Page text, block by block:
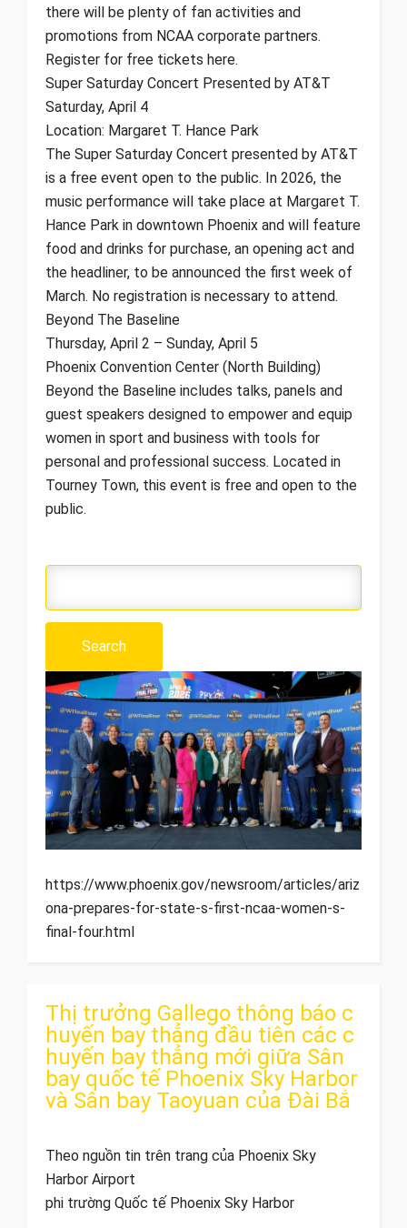
there will be plenty of fan activities and
promotions from NCAA corporate partners.
Register for free tickets here.
Super Saturday Concert Presented by AT&T
Saturday, April 4
Location: Margaret T. Hance Park
The Super Saturday Concert presented by AT&T
is a free event open to the public. In 2026, the
music performance will take place at Margaret T.
Hance Park in downtown Phoenix and will feature
food and drinks for purchase, an opening act and
the headliner, to be announced the first week of
March. No registration is necessary to attend.
Beyond The Baseline
Thursday, April 2 – Sunday, April 5
Phoenix Convention Center (North Building)
Beyond the Baseline includes talks, panels and
guest speakers designed to empower and equip
women in sport and business with tools for
personal and professional success. Located in
Tourney Town, this event is free and open to the
public.
https://www.phoenix.gov/newsroom/articles/ariz
ona-prepares-for-state-s-first-ncaa-women-s-
final-four.html
Thị trưởng Gallego thông báo c
huyến bay thẳng đầu tiên các c
huyến bay thẳng mới giữa Sân
bay quốc tế Phoenix Sky Harbor
và Sân bay Taoyuan của Đài Bắ
Theo nguồn tin trên trang của Phoenix Sky
Harbor Airport
phi trường Quốc tế Phoenix Sky Harbor